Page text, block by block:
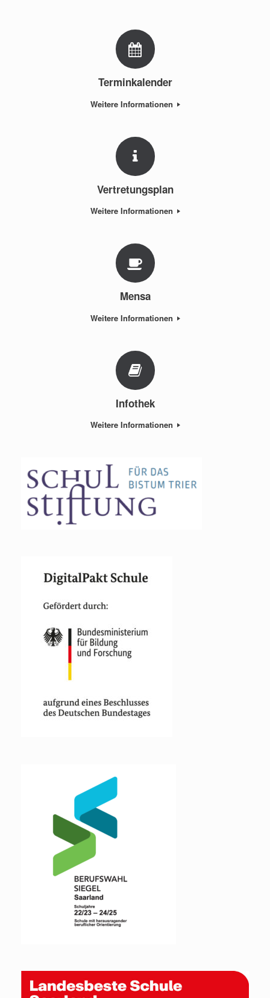
Terminkalender
Weitere Informationen
Vertretungsplan
Weitere Informationen
Mensa
Weitere Informationen
Infothek
Weitere Informationen